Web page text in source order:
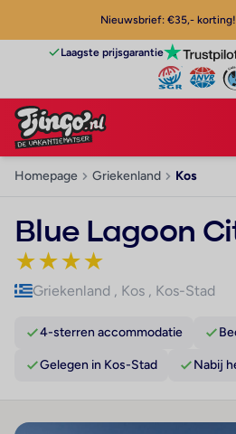
Nieuwsbrief: €35,- korting!
Laagste prijsgarantie
Homepage Griekenland Kos
Blue Lagoon
★★★★
Griekenland , Kos , Kos-Stad
4-sterren accommodatie
Gelegen in Kos-Stad Nabij